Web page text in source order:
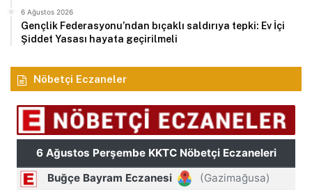
6 Ağustos 2026
Gençlik Federasyonu’ndan bıçaklı saldırıya tepki: Ev İçi
Şiddet Yasası hayata geçirilmeli
Nöbetçi Eczaneler